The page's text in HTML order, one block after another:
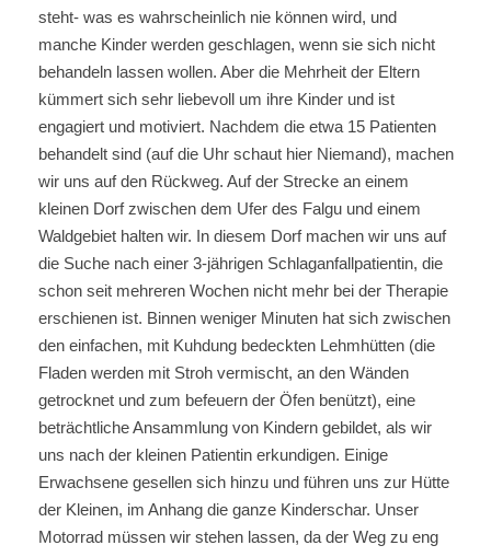
steht- was es wahrscheinlich nie können wird, und
manche Kinder werden geschlagen, wenn sie sich nicht
behandeln lassen wollen. Aber die Mehrheit der Eltern
kümmert sich sehr liebevoll um ihre Kinder und ist
engagiert und motiviert. Nachdem die etwa 15 Patienten
behandelt sind (auf die Uhr schaut hier Niemand), machen
wir uns auf den Rückweg. Auf der Strecke an einem
kleinen Dorf zwischen dem Ufer des Falgu und einem
Waldgebiet halten wir. In diesem Dorf machen wir uns auf
die Suche nach einer 3-jährigen Schlaganfallpatientin, die
schon seit mehreren Wochen nicht mehr bei der Therapie
erschienen ist. Binnen weniger Minuten hat sich zwischen
den einfachen, mit Kuhdung bedeckten Lehmhütten (die
Fladen werden mit Stroh vermischt, an den Wänden
getrocknet und zum befeuern der Öfen benützt), eine
beträchtliche Ansammlung von Kindern gebildet, als wir
uns nach der kleinen Patientin erkundigen. Einige
Erwachsene gesellen sich hinzu und führen uns zur Hütte
der Kleinen, im Anhang die ganze Kinderschar. Unser
Motorrad müssen wir stehen lassen, da der Weg zu eng